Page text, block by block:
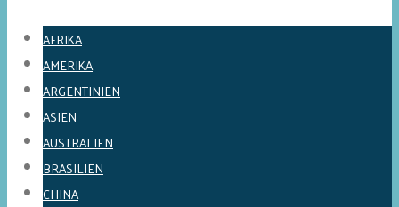
AFRIKA
AMERIKA
ARGENTINIEN
ASIEN
AUSTRALIEN
BRASILIEN
CHINA